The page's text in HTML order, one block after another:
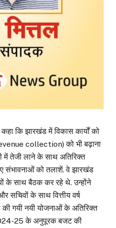
कि झारखंड में विकास कार्यों को
collection) को भी बढ़ाना
में तेजी लाने के साथ अतिरिक्त
संभावनाओं को तलाशें. वे झारखंड
के साथ बैठक कर रहे थे. उन्होंने
सचिवों के साथ वित्तीय वर्ष
नयी योजनाओं के अतिरिक्त
2024-25 के अनुपूरक बजट की